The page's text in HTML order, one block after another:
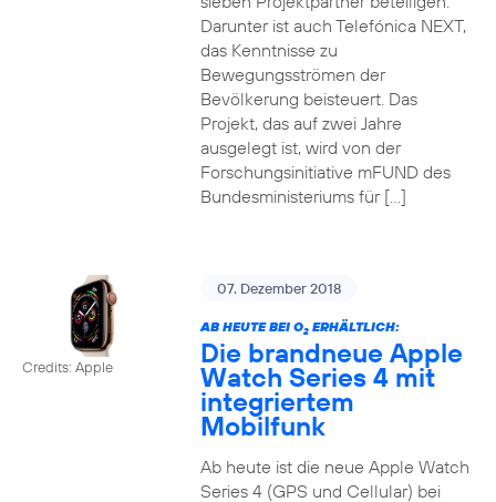
Darunter ist auch Telefónica NEXT,
das Kenntnisse zu
Bewegungsströmen der
Bevölkerung beisteuert. Das
Projekt, das auf zwei Jahre
ausgelegt ist, wird von der
Forschungsinitiative mFUND des
Bundesministeriums für […]
Credits: Apple
07. Dezember 2018
AB HEUTE BEI O2ERHÄLTLICH:
Die brandneue Apple
Watch Series 4 mit
integriertem
Mobilfunk
Ab heute ist die neue Apple Watch
Series 4 (GPS und Cellular) bei